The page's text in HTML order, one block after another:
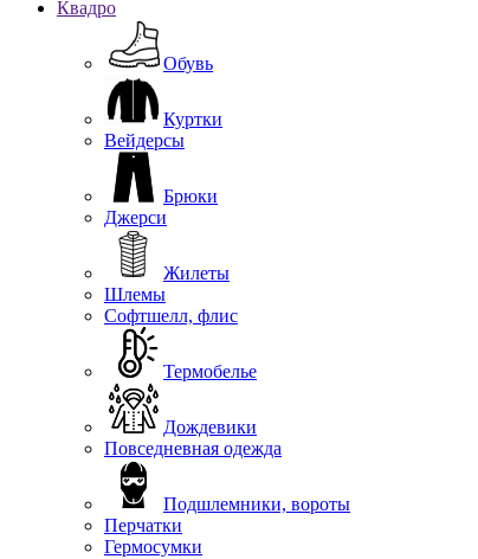
Квадро
Обувь
Куртки
Вейдерсы
Брюки
Джерси
Жилеты
Шлемы
Софтшелл, флис
Термобелье
Дождевики
Повседневная одежда
Подшлемники, вороты
Перчатки
Гермосумки